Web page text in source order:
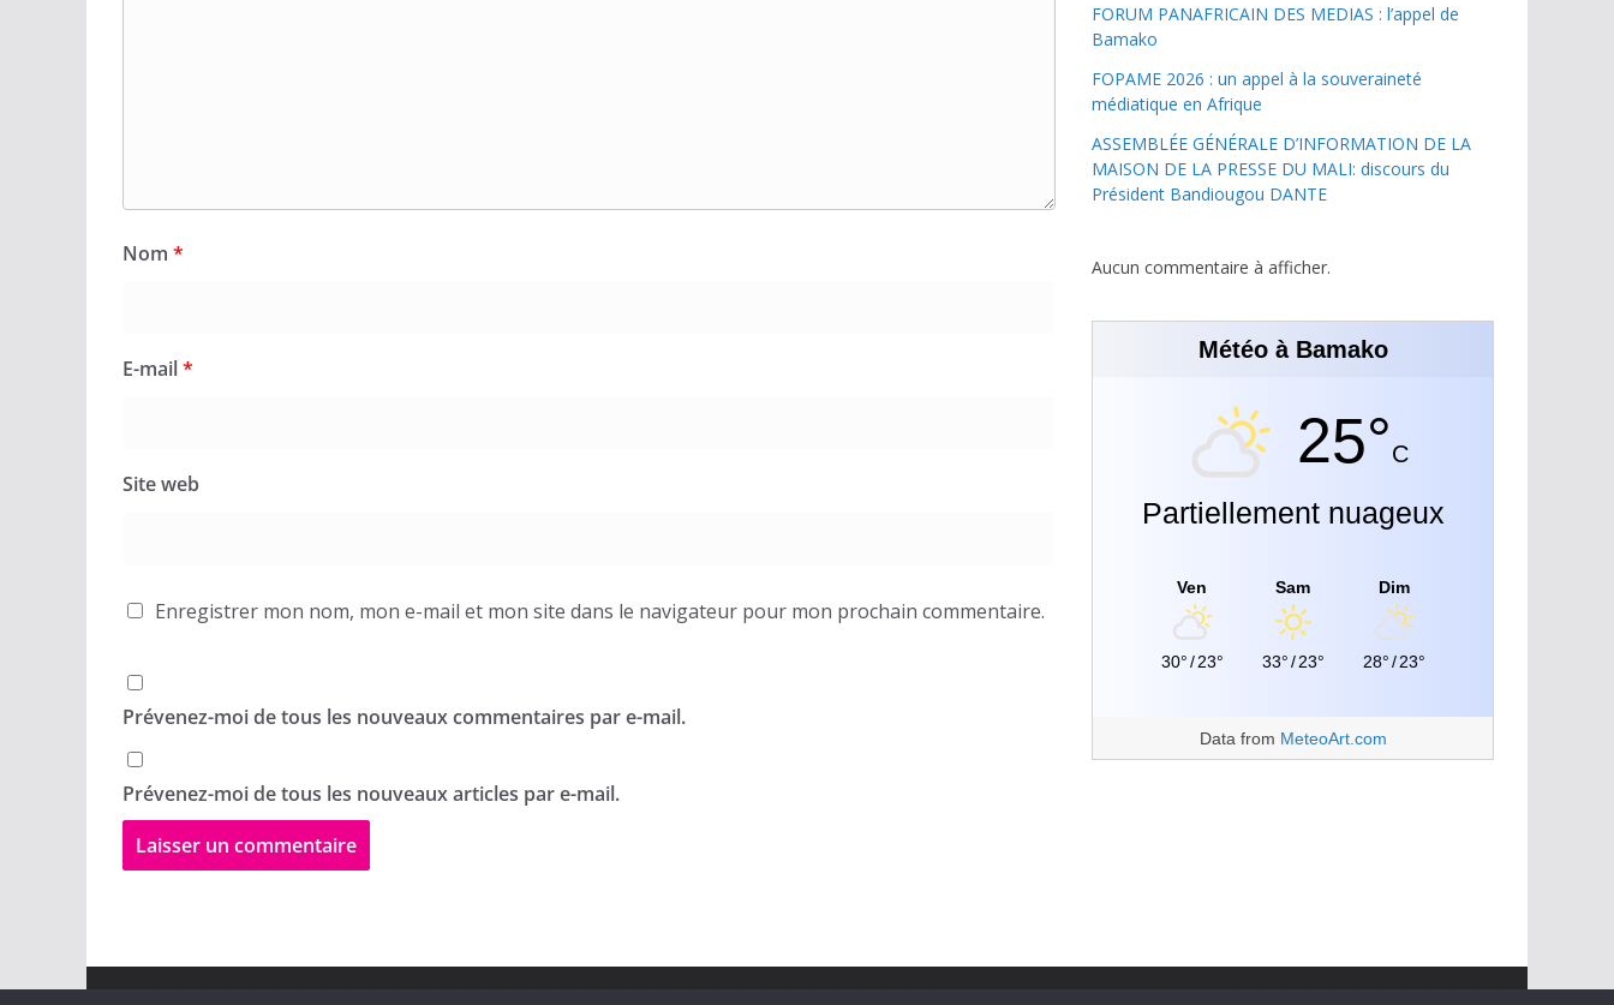
Nom *
E-mail*
Site web
Enregistrer mon nom, mon e-mail et mon site dans le navigateur pour mon prochain commentaire.
Prévenez-moi de tous les nouveaux commentaires par e-mail.
Prévenez-moi de tous les nouveaux articles par e-mail.
FORUM PANAFRICAIN DES MEDIAS : l’appel de
Bamako
FOPAME 2026 : un appel à la souveraineté
médiatique en Afrique
ASSEMBLÉE GÉNÉRALE D’INFORMATION DE LA
MAISON DE LA PRESSE DU MALI: discours du
Président Bandiougou DANTE
Aucun commentaire à afficher.
Météo à Bamako
25°C
Partiellement nuageux
Ven
30°/ 23°
Sam
33°/ 23°
Dim
28°/ 23°
Data from MeteoArt.com